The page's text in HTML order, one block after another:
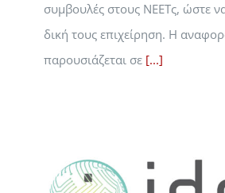
συμβουλές στους ΝΕΕΤς, ώστε
δική τους επιχείρηση. Η
παρουσιάζεται σε [...]